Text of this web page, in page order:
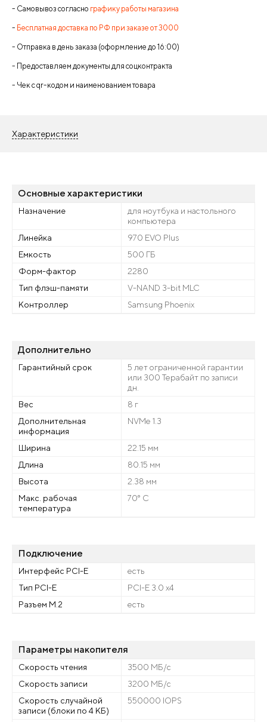
- Самовывоз согласно графику работы магазина
- Бесплатная доставка по РФ при заказе от 3000
- Отправка в день заказа (оформление до 16:00)
- Предоставляем документы для соцконтракта
- Чек с qr-кодом и наименованием товара
Характеристики
Основные характеристики
Назначение
для ноутбука и настольного
компьютера
Линейка
970 EVO Plus
Емкость
500 ГБ
Форм-фактор
2280
Тип флэш-памяти
V-NAND 3-bit MLC
Контроллер
Samsung Phoenix
Дополнительно
Гарантийный срок
5 лет ограниченной гарантии
или 300 Терабайт по записи
дн.
Вес
8 г
Дополнительная
информация
NVMe 1.3
Ширина
22.15 мм
Длина
80.15 мм
Высота
2.38 мм
Макс. рабочая
температура
70° C
Подключение
Интерфейс PCI-E
есть
Тип PCI-E
PCI-E 3.0 x4
Разъем M.2
есть
Параметры накопителя
Скорость чтения
3500 МБ/с
Скорость записи
3200 МБ/с
Скорость случайной
записи (блоки по 4 КБ)
550000 IOPS